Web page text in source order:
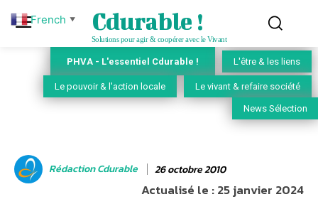
Cdurable !
Solutions pour agir & coopérer avec le Vivant
PHVA - L'essentiel Cdurable ! L'être & les liens
Le pouvoir & l'action locale Le vivant & refaire société
News Sélection
Rédaction Cdurable 26 octobre 2010
Actualisé le :25 janvier 2024
French ▼